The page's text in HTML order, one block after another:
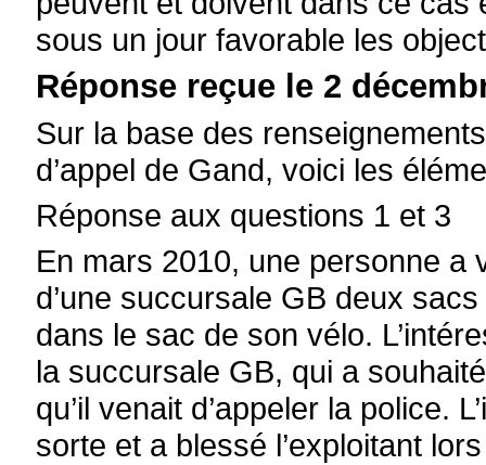
sous un jour favorable les
Réponse reçue le 2
Sur la base des
d’appel de Gand, voici les
Réponse aux questions 1 et 3
En mars 2010, une personne a
d’une succursale GB deux
dans le sac de son vélo.
la succursale GB, qui a
qu’il venait d’appeler la police.
sorte et a blessé l’exploitant